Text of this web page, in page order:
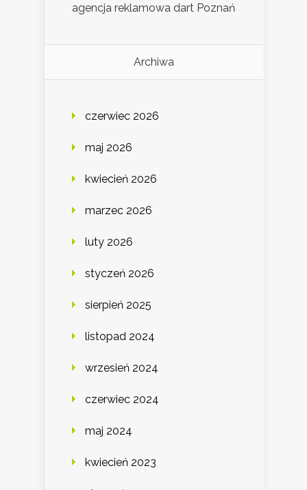
agencja reklamowa dart Poznań
Archiwa
czerwiec 2026
maj 2026
kwiecień 2026
marzec 2026
luty 2026
styczeń 2026
sierpień 2025
listopad 2024
wrzesień 2024
czerwiec 2024
maj 2024
kwiecień 2023